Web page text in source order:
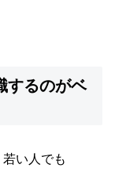
するのがベ
い人でも